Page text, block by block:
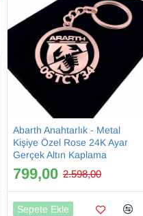
Abarth Anahtarlık - Metal
Kişiye Özel Rose 24K Ayar
Gerçek Altın Kaplama
799,00 2.598,00
Sepete Ekle